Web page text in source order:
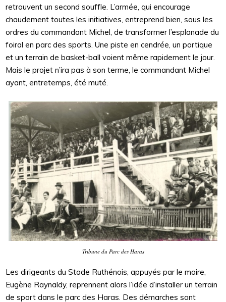
retrouvent un second souffle. L’armée, qui encourage
chaudement toutes les initiatives, entreprend bien, sous les
ordres du commandant Michel, de transformer l’esplanade du
foiral en parc des sports. Une piste en cendrée, un portique
et un terrain de basket-ball voient même rapidement le jour.
Mais le projet n’ira pas à son terme, le commandant Michel
ayant, entretemps, été muté.
Tribune du Parc des Haras
Les dirigeants du Stade Ruthénois, appuyés par le maire,
Eugène Raynaldy, reprennent alors l’idée d’installer un terrain
de sport dans le parc des Haras. Des démarches sont